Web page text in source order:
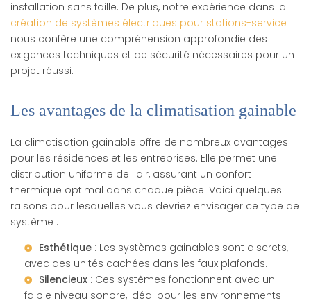
installation sans faille. De plus, notre expérience dans la
création de systèmes électriques pour stations-service
nous confère une compréhension approfondie des
exigences techniques et de sécurité nécessaires pour un
projet réussi.
Les avantages de la climatisation gainable
La climatisation gainable offre de nombreux avantages
pour les résidences et les entreprises. Elle permet une
distribution uniforme de l'air, assurant un confort
thermique optimal dans chaque pièce. Voici quelques
raisons pour lesquelles vous devriez envisager ce type de
système :
Esthétique : Les systèmes gainables sont discrets,
avec des unités cachées dans les faux plafonds.
Silencieux : Ces systèmes fonctionnent avec un
faible niveau sonore, idéal pour les environnements